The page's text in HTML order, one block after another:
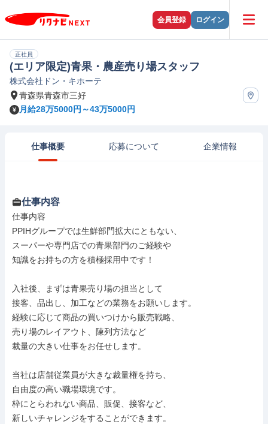
会員登録 ログイン
正社員
(エリア限定)青果・農産売り場スタッフ
株式会社ドン・キホーテ
青森県青森市三好
月給28万5000円～43万5000円
仕事概要 応募について 企業情報
仕事内容
仕事内容
PPIHグループでは生鮮部門拡大にともない、
スーパーや専門店での青果部門のご経験や
知識をお持ちの方を積極採用中です！
入社後、まずは青果売り場の担当として
接客、品出し、加工などの業務をお願いします。
経験に応じて商品の買いつけから販売戦略、
売り場のレイアウト、陳列方法など
裁量の大きい仕事をお任せします。
当社は店舗従業員が大きな裁量権を持ち、
自由度の高い職場環境です。
枠にとらわれない商品、販促、接客など、
新しいチャレンジをすることができます。